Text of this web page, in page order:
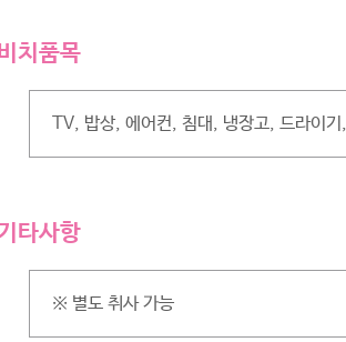
치품목
TV, 밥상, 에어컨, 침대, 냉장고, 드라이
타사항
※ 별도 취사 가능